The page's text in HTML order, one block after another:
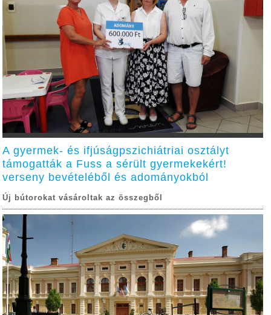
A gyermek- és ifjúságpszichiátriai osztályt
támogatták a Fuss a sérült gyermekekért!
verseny bevételéből és adományokból
Új bútorokat vásároltak az összegből